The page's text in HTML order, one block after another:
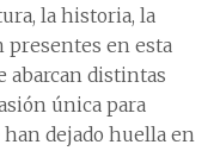
la historia, la
presentes en esta
abarcan distintas
única para
han dejado huella en